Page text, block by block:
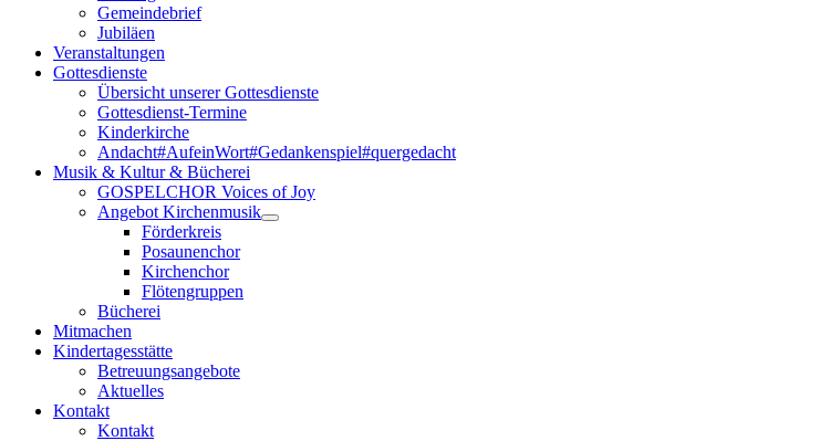
Gemeindebrief
Jubiläen
Veranstaltungen
Gottesdienste
Übersicht unserer Gottesdienste
Gottesdienst-Termine
Kinderkirche
Andacht#AufeinWort#Gedankenspiel#quergedacht
Musik & Kultur & Bücherei
GOSPELCHOR Voices of Joy
Angebot Kirchenmusik
Förderkreis
Posaunenchor
Kirchenchor
Flötengruppen
Bücherei
Mitmachen
Kindertagesstätte
Betreuungsangebote
Aktuelles
Kontakt
Kontakt